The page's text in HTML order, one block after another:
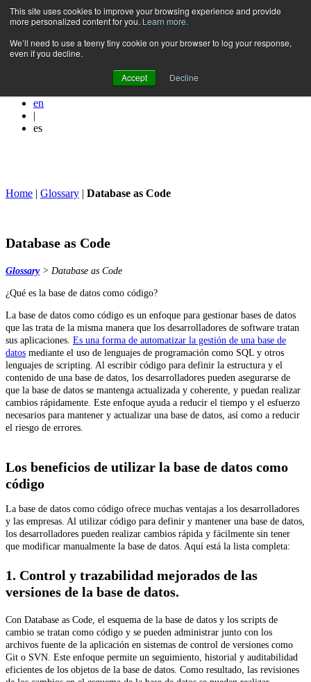
This site uses cookies to improve your browsing experience and provide
more personalized content for you. Learn more.
We’ll need to use a teeny tiny cookie on your browser to log your response,
even if you decline.
Accept Decline
Skip
to
en
|
es
Home | Glossary | Database as Code
Database as Code
Glossary> Database as Code
¿Qué es la base de datos como código?
La base de datos como código es un enfoque para gestionar bases de datos
que las trata de la misma manera que los desarrolladores de software tratan
sus aplicaciones. Es una forma de automatizar la gestión de una base de
datos mediante el uso de lenguajes de programación como SQL y otros
lenguajes de scripting. Al escribir código para definir la estructura y el
contenido de una base de datos, los desarrolladores pueden asegurarse de
que la base de datos se mantenga actualizada y coherente, y puedan realizar
cambios rápidamente. Este enfoque ayuda a reducir el tiempo y el esfuerzo
necesarios para mantener y actualizar una base de datos, así como a reducir
el riesgo de errores.
Los beneficios de utilizar la base de datos como
código
La base de datos como código ofrece muchas ventajas a los desarrolladores
y las empresas. Al utilizar código para definir y mantener una base de datos,
los desarrolladores pueden realizar cambios rápida y fácilmente sin tener
que modificar manualmente la base de datos. Aquí está la lista completa:
1. Control y trazabilidad mejorados de las
versiones de la base de datos.
Con Database as Code, el esquema de la base de datos y los scripts de
cambio se tratan como código y se pueden administrar junto con los
archivos fuente de la aplicación en sistemas de control de versiones como
Git o SVN. Este enfoque permite un seguimiento, historial y auditabilidad
eficientes de los objetos de la base de datos. Como resultado, las revisiones